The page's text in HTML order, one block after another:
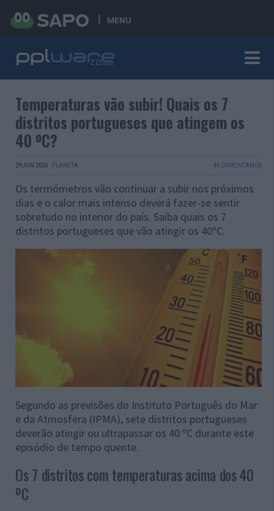
MENU
Temperaturas vão subir! Quais os 7
distritos portugueses que atingem os
40 ºC?
29 JUN 2026 · PLANETA 44 COMENTÁRIOS
Os termómetros vão continuar a subir nos próximos
dias e o calor mais intenso deverá fazer-se sentir
sobretudo no interior do país. Saiba quais os 7
distritos portugueses que vão atingir os 40ºC.
Segundo as previsões do Instituto Português do Mar
e da Atmosfera (IPMA), sete distritos portugueses
deverão atingir ou ultrapassar os 40 ºC durante este
episódio de tempo quente.
Os 7 distritos com temperaturas acima dos 40
ºC